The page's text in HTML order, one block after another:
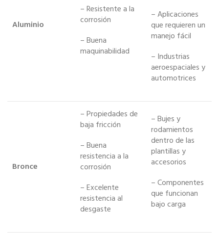
Aluminio
– Resistente a la
corrosión
– Buena
maquinabilidad
– Aplicaciones
que requieren un
manejo fácil
– Industrias
aeroespaciales y
automotrices
Bronce
– Propiedades de
baja fricción
– Buena
resistencia a la
corrosión
– Excelente
resistencia al
desgaste
– Bujes y
rodamientos
dentro de las
plantillas y
accesorios
– Componentes
que funcionan
bajo carga